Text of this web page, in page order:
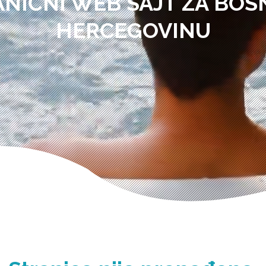
HERCEGOVINU